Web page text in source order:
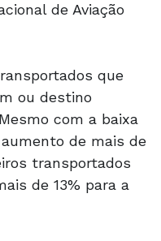
de Aviação
que
ou destino
com a baixa
de mais de
transportados
de 13% para a